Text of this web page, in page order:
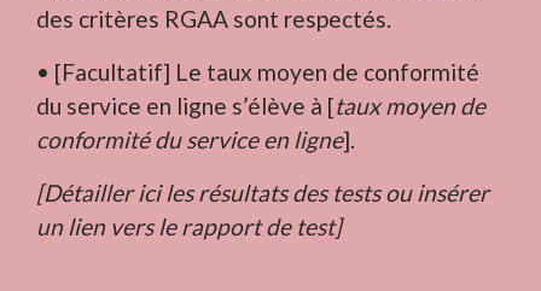
des critères RGAA sont respectés.
• [Facultatif] Le taux moyen de conformité
du service en ligne s’élève à [taux moyen de
conformité du service en ligne].
[Détailler ici les résultats des tests ou insérer
un lien vers le rapport de test]